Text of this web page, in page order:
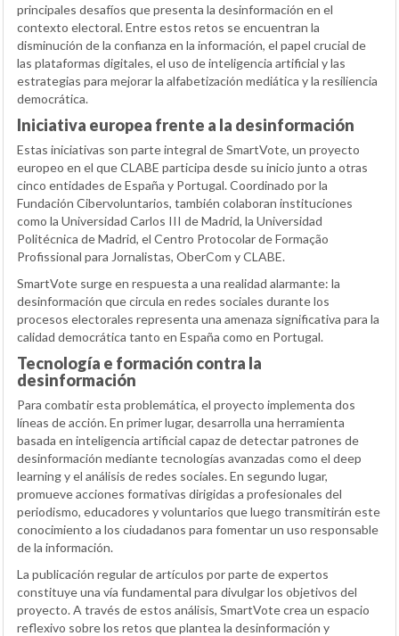
principales desafíos que presenta la desinformación en el
contexto electoral. Entre estos retos se encuentran la
disminución de la confianza en la información, el papel crucial de
las plataformas digitales, el uso de inteligencia artificial y las
estrategias para mejorar la alfabetización mediática y la resiliencia
democrática.
Iniciativa europea frente a la desinformación
Estas iniciativas son parte integral de SmartVote, un proyecto
europeo en el que CLABE participa desde su inicio junto a otras
cinco entidades de España y Portugal. Coordinado por la
Fundación Cibervoluntarios, también colaboran instituciones
como la Universidad Carlos III de Madrid, la Universidad
Politécnica de Madrid, el Centro Protocolar de Formação
Profissional para Jornalistas, OberCom y CLABE.
SmartVote surge en respuesta a una realidad alarmante: la
desinformación que circula en redes sociales durante los
procesos electorales representa una amenaza significativa para la
calidad democrática tanto en España como en Portugal.
Tecnología e formación contra la
desinformación
Para combatir esta problemática, el proyecto implementa dos
líneas de acción. En primer lugar, desarrolla una herramienta
basada en inteligencia artificial capaz de detectar patrones de
desinformación mediante tecnologías avanzadas como el deep
learning y el análisis de redes sociales. En segundo lugar,
promueve acciones formativas dirigidas a profesionales del
periodismo, educadores y voluntarios que luego transmitirán este
conocimiento a los ciudadanos para fomentar un uso responsable
de la información.
La publicación regular de artículos por parte de expertos
constituye una vía fundamental para divulgar los objetivos del
proyecto. A través de estos análisis, SmartVote crea un espacio
reflexivo sobre los retos que plantea la desinformación y